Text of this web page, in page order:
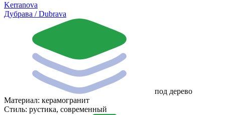
Kerranova
Дубрава / Dubrava
под дерево
Материал: керамогранит
Стиль: рустика, современный